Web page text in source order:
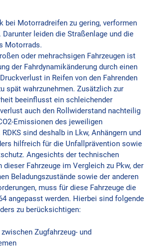
bei Motorradreifen zu gering, verformen
Darunter leiden die Straßenlage und die
Motorrads.
oder mehrachsigen Fahrzeugen ist
der Fahrdynamikänderung durch einen
in Reifen von den Fahrenden
spät wahrzunehmen. Zusätzlich zur
beeinflusst ein schleichender
auch den Rollwiderstand nachteilig
Emissionen des jeweiligen
sind deshalb in Lkw, Anhängern und
hilfreich für die Unfallprävention sowie
Angesichts der technischen
dieser Fahrzeuge im Vergleich zu Pkw, der
Beladungszustände sowie der anderen
muss für diese Fahrzeuge die
angepasst werden. Hierbei sind folgende
zu berücksichtigen:
Zugfahrzeug- und